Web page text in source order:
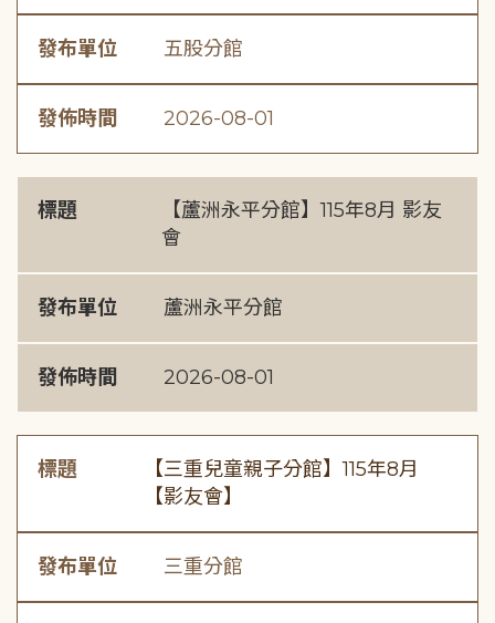
發布單位 五股分館
發佈時間 2026-08-01
標題
【蘆洲永平分館】115年8月 影友
會
發布單位 蘆洲永平分館
發佈時間 2026-08-01
標題
【三重兒童親子分館】115年8月
【影友會】
發布單位 三重分館